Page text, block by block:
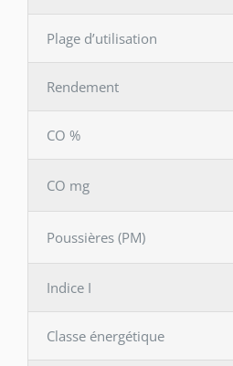
Plage d’utilisation
Rendement
CO %
CO mg
Poussières (PM)
Indice I
Classe énergétique